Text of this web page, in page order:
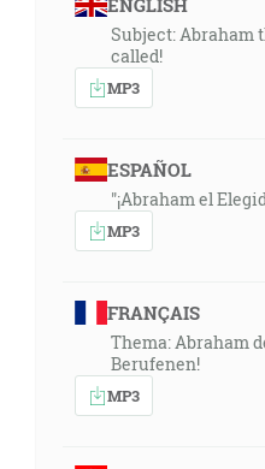
ENGLISH
Subject: Abraham
called!
MP3
ESPAÑOL
"¡Abraham el
MP3
FRANÇAIS
Thema: Abraham
Berufenen!
MP3